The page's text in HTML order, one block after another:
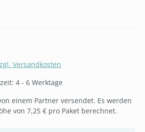
Versandkosten
4 - 6 Werktage
einem Partner versendet. Es werden
von 7,25 € pro Paket berechnet.